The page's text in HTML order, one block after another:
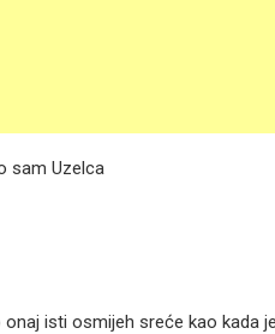
sam Uzelca
isti osmijeh sreće kao kada